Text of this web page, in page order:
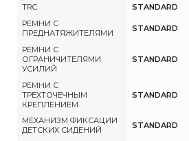
TRC
STANDARD
РЕМНИ С
ПРЕДНАТЯЖИТЕЛЯМИ
STANDARD
РЕМНИ С
ОГРАНИЧИТЕЛЯМИ
УСИЛИЙ
STANDARD
РЕМНИ С
ТРЕХТОЧЕЧНЫМ
КРЕПЛЕНИЕМ
STANDARD
МЕХАНИЗМ ФИКСАЦИИ
ДЕТСКИХ СИДЕНИЙ
STANDARD